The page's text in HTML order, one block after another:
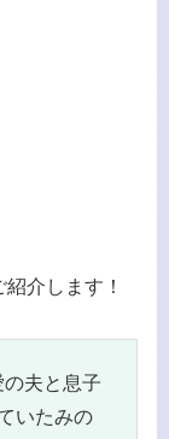
介します！
夫と息子
いたみの